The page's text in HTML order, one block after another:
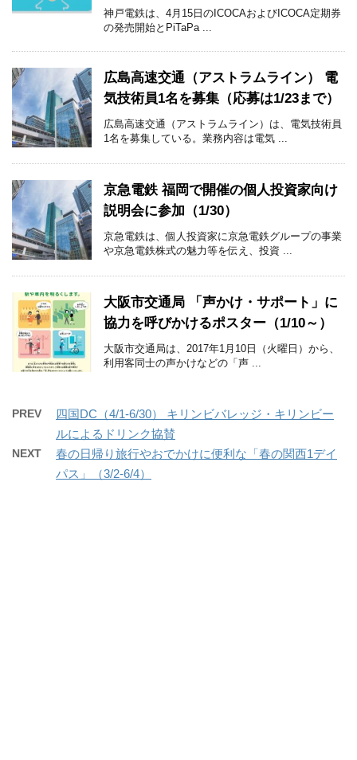
神戸電鉄は、4月15日のICOCAおよびICOCA定期券
の発売開始とPiTaPa ...
広島高速交通（アストラムライン） 電
気技術員1名を募集（応募は1/23まで）
広島高速交通（アストラムライン）は、電気技術員
1名を募集している。業務内容は電気 ...
京急電鉄 福岡で開催の個人投資家向け
説明会に参加（1/30）
京急電鉄は、個人投資家に京急電鉄グループの事業
や京急電鉄株式の魅力等を伝え、投資 ...
大阪市交通局 「声かけ・サポート」に
協力を呼びかけるポスター（1/10～）
大阪市交通局は、2017年1月10日（火曜日）から、
利用客同士の声かけなどの「声 ...
PREV
四国DC（4/1-6/30） キリンビバレッジ・キリンビー
ルによるドリンク協賛
NEXT
春の日帰り旅行やおでかけに便利な「春の関西1デイ
パス」（3/2-6/4）